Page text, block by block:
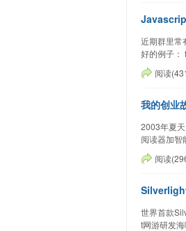
近期群里常
好的例子：
阅读
我的创业
2003年夏
阅读器加智
阅读
世界首款
t网游研发